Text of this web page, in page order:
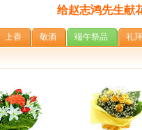
给赵志鸿先生献
上香 敬酒 端午祭品 礼拜